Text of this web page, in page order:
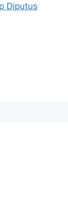
Diputus